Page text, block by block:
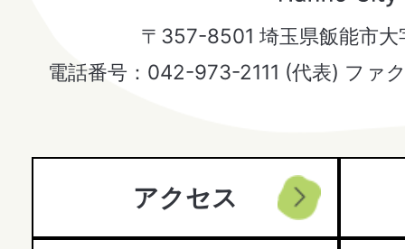
Hanno
〒357-8501 埼玉県飯能市大
電話番号：042-973-2111 (代表) ファ
アクセス